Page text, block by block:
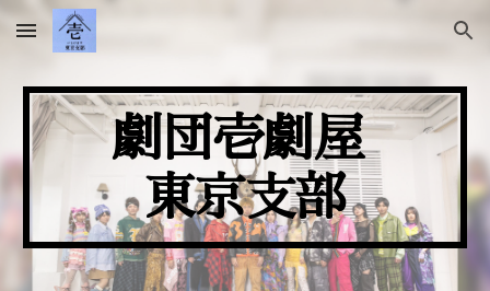
Skip to main content Skip to navigation
劇団壱劇屋
東京支部